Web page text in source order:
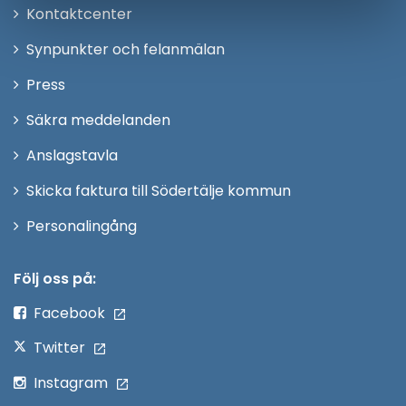
KontaktcenterÖppna
Synpunkter och felanmälan
Press
fönster
Säkra meddelanden
Anslagstavla
Skicka faktura till Södertälje kommun
PersonalingångÖppna
Följ oss på:
Facebook
Twitter
Instagram